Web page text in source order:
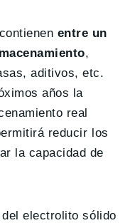
entre un
,
aditivos, etc.
años la
real
reducir los
la capacidad de
electrolito sólido